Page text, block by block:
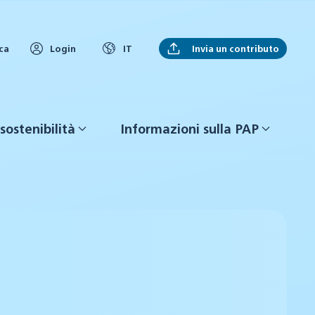
Login IT Invia un contributo
Informazioni sulla PAP